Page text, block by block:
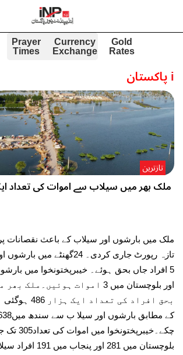
Gold
Rates
Currency
Exchange
Prayer
Times
iپاکستان
ملک بھر میں سیلاب سے اموات کی تعداد ایک ہزار
تازترین
ملک میں بارشوں اور سیلاب کے باعث نقصانات
تازہ رپورٹ جاری کردی۔
اور بلوچستان میں 3 اموات
بحق افراد کی
بلوچستان میں 281